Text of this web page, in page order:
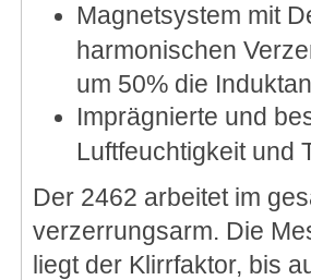
Magnetsystem mit
harmonischen
um 50% die
Imprägnierte und
Luftfeuchtigkeit und
Der 2462 arbeitet im
verzerrungsarm. Die
liegt der Klirrfaktor, bis